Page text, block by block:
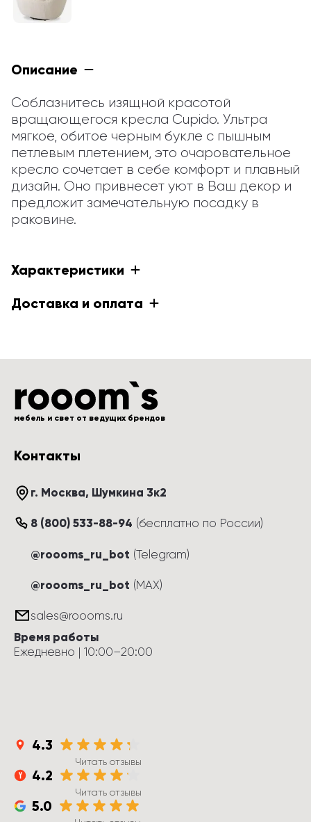
Описание
Соблазнитесь изящной красотой
вращающегося кресла Cupido. Ультра
мягкое, обитое черным букле с пышным
петлевым плетением, это очаровательное
кресло сочетает в себе комфорт и плавный
дизайн. Оно привнесет уют в Ваш декор и
предложит замечательную посадку в
раковине.
Характеристики
Доставка и оплата
мебель и свет от ведущих брендов
Контакты
г. Москва, Шумкина 3к2
8 (800) 533-88-94 (бесплатно по России)
@roooms_ru_bot (Telegram)
@roooms_ru_bot (MAX)
sales@roooms.ru
Время работы
Ежедневно | 10:00–20:00
4.3
Читать отзывы
4.2
Читать отзывы
5.0